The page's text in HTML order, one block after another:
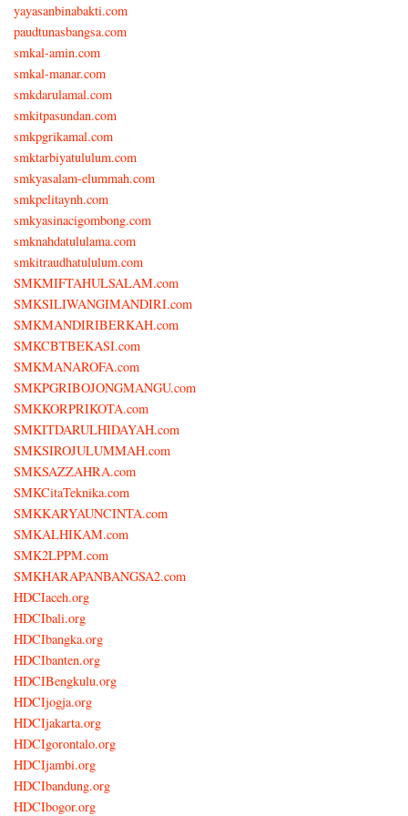
yayasanbinabakti.com
paudtunasbangsa.com
smkal-amin.com
smkal-manar.com
smkdarulamal.com
smkitpasundan.com
smkpgrikamal.com
smktarbiyatululum.com
smkyasalam-elummah.com
smkpelitaynh.com
smkyasinacigombong.com
smknahdatululama.com
smkitraudhatululum.com
SMKMIFTAHULSALAM.com
SMKSILIWANGIMANDIRI.com
SMKMANDIRIBERKAH.com
SMKCBTBEKASI.com
SMKMANAROFA.com
SMKPGRIBOJONGMANGU.com
SMKKORPRIKOTA.com
SMKITDARULHIDAYAH.com
SMKSIROJULUMMAH.com
SMKSAZZAHRA.com
SMKCitaTeknika.com
SMKKARYAUNCINTA.com
SMKALHIKAM.com
SMK2LPPM.com
SMKHARAPANBANGSA2.com
HDCIaceh.org
HDCIbali.org
HDCIbangka.org
HDCIbanten.org
HDCIBengkulu.org
HDCIjogja.org
HDCIjakarta.org
HDCIgorontalo.org
HDCIjambi.org
HDCIbandung.org
HDCIbogor.org